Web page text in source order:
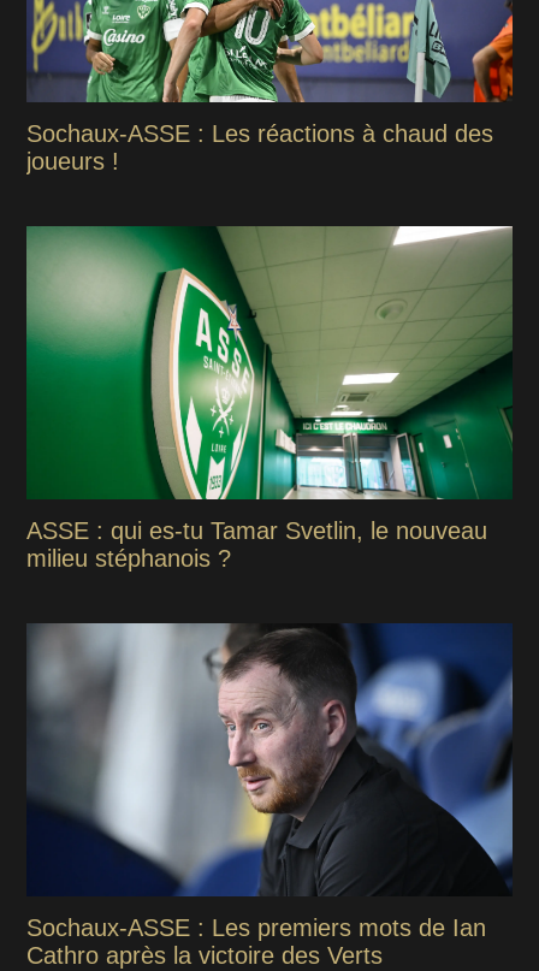
Sochaux-ASSE : Les réactions à chaud des
joueurs !
ASSE : qui es-tu Tamar Svetlin, le nouveau
milieu stéphanois ?
Sochaux-ASSE : Les premiers mots de Ian
Cathro après la victoire des Verts